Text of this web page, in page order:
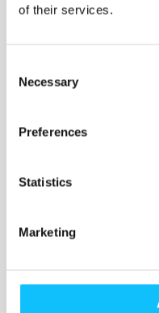
of their services.
Selection
Necessary
Preferences
Statistics
Marketing
Katso myös
Jyväskylän
Nurmijärven